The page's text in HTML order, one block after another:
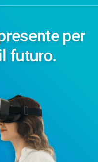
per
futuro.